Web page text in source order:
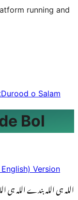
running and
Durood o Salam
Bol
Version
اللہ ہی اللہ بندے اللہ